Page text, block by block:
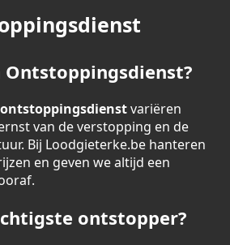
Ontstoppingsdienst?
ontstoppingsdienstvariëren
van de verstopping en de
Bij Loodgieterke.be hanteren
en geven we altijd een
ontstopper?